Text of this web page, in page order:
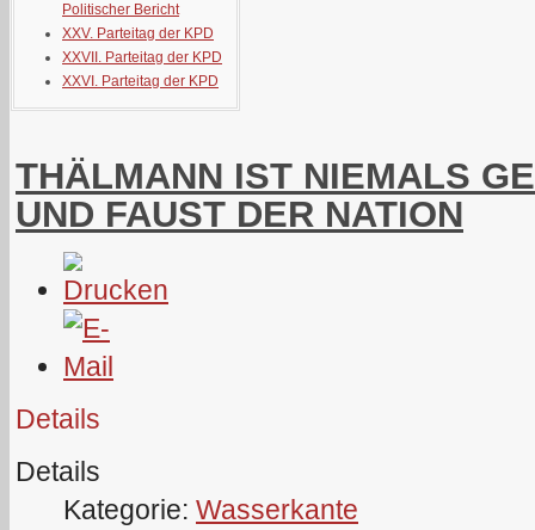
Politischer Bericht
XXV. Parteitag der KPD
XXVII. Parteitag der KPD
XXVI. Parteitag der KPD
THÄLMANN IST NIEMALS
UND FAUST DER NATION
Details
Details
Kategorie: Wasserkante